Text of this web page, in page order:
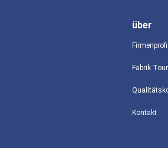
über
Firmenprofil
Fabrik Tour
Kontakt